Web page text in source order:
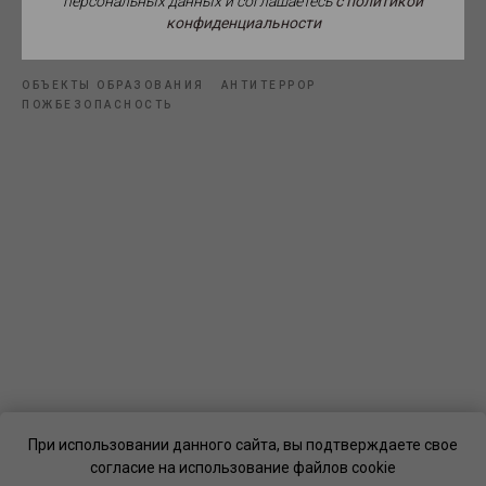
При использовании данного сайта, вы подтверждаете свое
согласие на использование файлов cookie
Источник фото: pxhere.com.
ОБЪЕКТЫ ОБРАЗОВАНИЯ
АНТИТЕРРОР
ПОЖБЕЗОПАСНОСТЬ
конфиденциальности